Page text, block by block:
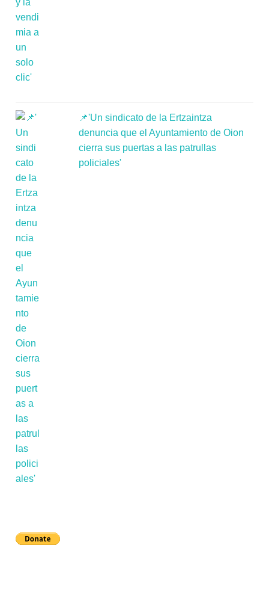
📌'Un sindicato de la Ertzaintza
denuncia que el Ayuntamiento de Oion
cierra sus puertas a las patrullas
policiales'